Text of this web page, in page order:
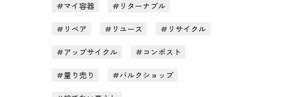
マイ容器 リターナブル
リペア リユース リサイクル
アップサイクル コンポスト
量り売り バルクショップ